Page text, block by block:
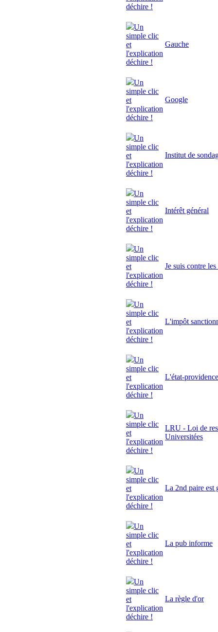
déchire !
Un
simple clic
et
l'explication
déchire !
Gauche
Un
simple clic
et
l'explication
déchire !
Google
Un
simple clic
et
l'explication
déchire !
Institut de
Un
simple clic
et
l'explication
déchire !
Intérêt général
Un
simple clic
et
l'explication
déchire !
Je suis contre
Un
simple clic
et
l'explication
déchire !
L'impôt
Un
simple clic
et
l'explication
déchire !
L'état-providence
Un
simple clic
et
l'explication
déchire !
LRU - Loi de
Universitées
Un
simple clic
et
l'explication
déchire !
La 2nd paire est
Un
simple clic
et
l'explication
déchire !
La pub informe
Un
simple clic
et
l'explication
déchire !
La règle d'or